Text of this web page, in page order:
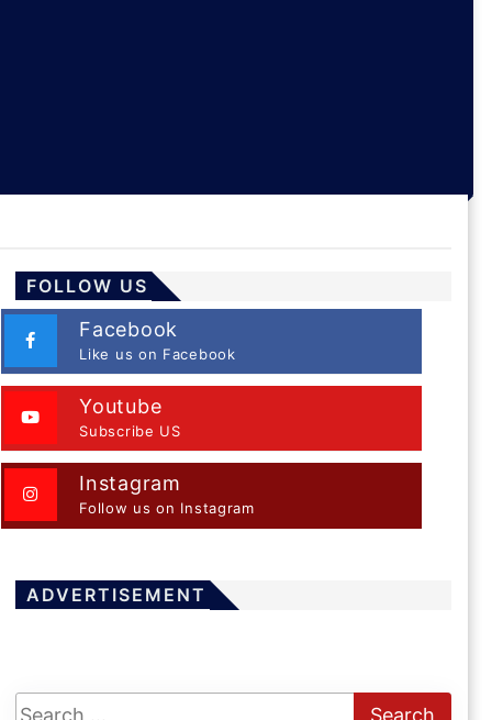
FOLLOW US
Facebook
Like us on Facebook
Youtube
Subscribe US
Instagram
Follow us on Instagram
ADVERTISEMENT